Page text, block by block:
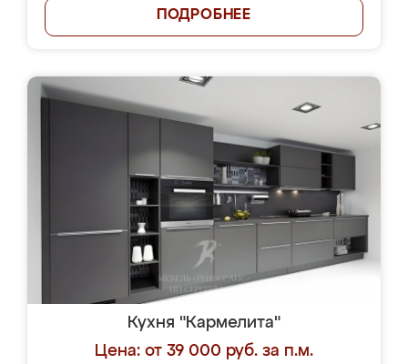
ПОДРОБНЕЕ
Кухня "Кармелита"
Цена: от 39 000 руб. за п.м.